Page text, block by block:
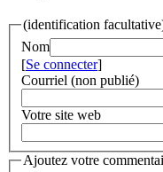
(identification
Nom
[Se connecter]
Courriel (non publié)
Votre site web
Ajoutez votre